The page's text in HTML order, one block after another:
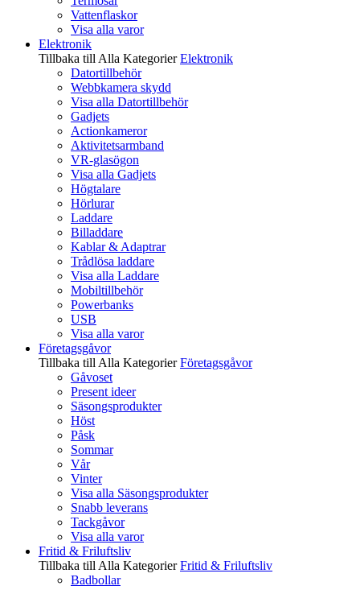
Vattenflaskor
Visa alla varor
Elektronik
Tillbaka till Alla Kategorier Elektronik
Datortillbehör
Webbkamera skydd
Visa alla Datortillbehör
Gadjets
Actionkameror
Aktivitetsarmband
VR-glasögon
Visa alla Gadjets
Högtalare
Hörlurar
Laddare
Billaddare
Kablar & Adaptrar
Trådlösa laddare
Visa alla Laddare
Mobiltillbehör
Powerbanks
USB
Visa alla varor
Företagsgåvor
Tillbaka till Alla Kategorier Företagsgåvor
Gåvoset
Present ideer
Säsongsprodukter
Höst
Påsk
Sommar
Vår
Vinter
Visa alla Säsongsprodukter
Snabb leverans
Tackgåvor
Visa alla varor
Fritid & Friluftsliv
Tillbaka till Alla Kategorier Fritid & Friluftsliv
Badbollar